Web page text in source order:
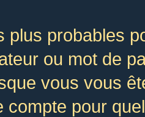
plus probables
ou mot de
vous vous
compte pour